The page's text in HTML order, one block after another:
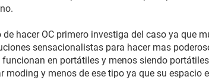
hacer OC primero investiga del caso ya que
sensacionalistas para hacer mas
en portátiles y menos siendo
moding y menos de ese tipo ya que su espacio